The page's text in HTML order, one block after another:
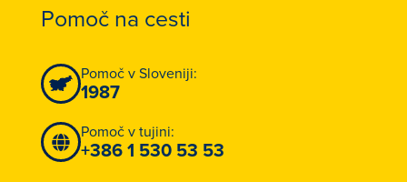
Pomoč na cesti
Pomoč v Sloveniji:
1987
Pomoč v tujini:
+386 1 530 53 53